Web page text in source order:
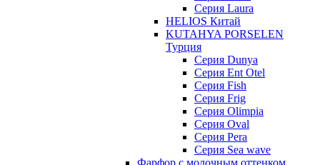
Серия Laura
HELIOS Китай
KUTAHYA PORSELEN
Турция
Серия Dunya
Серия Ent Otel
Серия Fish
Серия Frig
Серия Olimpia
Серия Oval
Серия Pera
Серия Sea wave
Фарфор с молочным оттенком